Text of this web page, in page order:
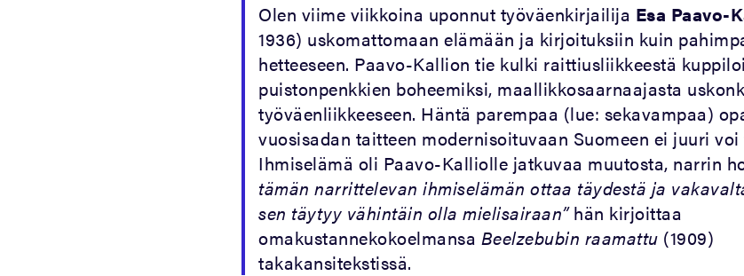
Olen viime viikkoina uponnut työväenkirjailija Esa Paavo-
1936) uskomattomaan elämään ja kirjoituksiin kuin
hetteeseen. Paavo-Kallion tie kulki raittiusliikkeestä
puistonpenkkien boheemiksi, maallikkosaarnaajasta
työväenliikkeeseen. Häntä parempaa (lue: sekavampaa)
vuosisadan taitteen modernisoituvaan Suomeen ei juuri voi
Ihmiselämä oli Paavo-Kalliolle jatkuvaa muutosta, narrin
tämän narrittelevan ihmiselämän ottaa täydestä ja
sen täytyy vähintäin olla mielisairaan”hän kirjoittaa
omakustannekokoelmansa Beelzebubin raamattu (1909)
takakansitekstissä.